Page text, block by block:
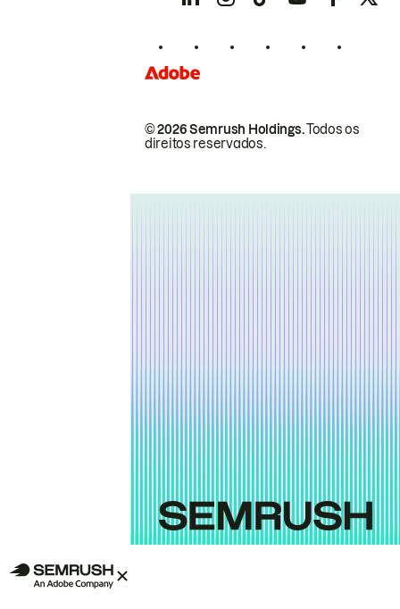
© 2026 Semrush Holdings.Todos os
direitos reservados.